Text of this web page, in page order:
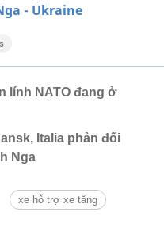
- Ukraine
lính NATO đang ở
Italia phản đối
Nga
xe hỗ trợ xe tăng